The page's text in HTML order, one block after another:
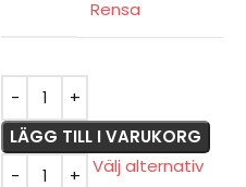
Rensa
LÄGG TILL I VARUKORG
Välj alternativ